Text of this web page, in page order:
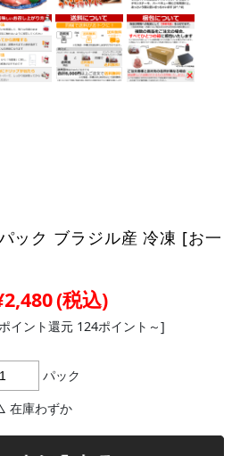
ック ブラジル産 冷凍 [お一
(税込)
イント還元 124ポイント～]
パック
在庫わずか